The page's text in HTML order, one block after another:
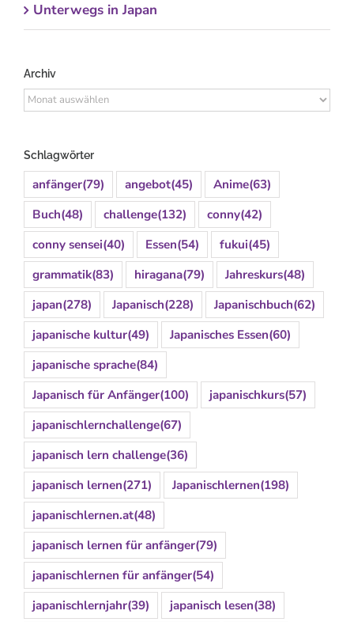
Unterwegs in Japan
Archiv
Archiv
Schlagwörter
anfänger(79) angebot(45) Anime(63)
Buch(48) challenge(132) conny(42)
conny sensei(40) Essen(54) fukui(45)
grammatik(83) hiragana(79) Jahreskurs(48)
japan(278) Japanisch(228) Japanischbuch(62)
japanische kultur(49) Japanisches Essen(60)
japanische sprache(84)
Japanisch für Anfänger(100) japanischkurs(57)
japanischlernchallenge(67)
japanisch lern challenge(36)
japanisch lernen(271) Japanischlernen(198)
japanischlernen.at(48)
japanisch lernen für anfänger(79)
japanischlernen für anfänger(54)
japanischlernjahr(39) japanisch lesen(38)